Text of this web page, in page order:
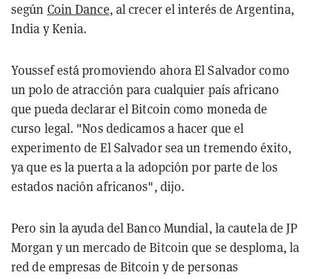
según Coin Dance, al crecer el interés de Argentina,
India y Kenia.
Youssef está promoviendo ahora El Salvador como
un polo de atracción para cualquier país africano
que pueda declarar el Bitcoin como moneda de
curso legal. "Nos dedicamos a hacer que el
experimento de El Salvador sea un tremendo éxito,
ya que es la puerta a la adopción por parte de los
estados nación africanos", dijo.
Pero sin la ayuda del Banco Mundial, la cautela de JP
Morgan y un mercado de Bitcoin que se desploma, la
red de empresas de Bitcoin y de personas